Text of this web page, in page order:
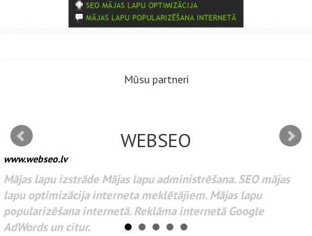
Mūsu partneri
WEBSEO
www.webseo.lv
Разработка веб-сайтов Администрирование веб-сайтов.
SEO оптимизация сайта для поисковых систем интернета.
Раскрутка веб-сайтов. Реклама в интернете Google
AdWords и другое.